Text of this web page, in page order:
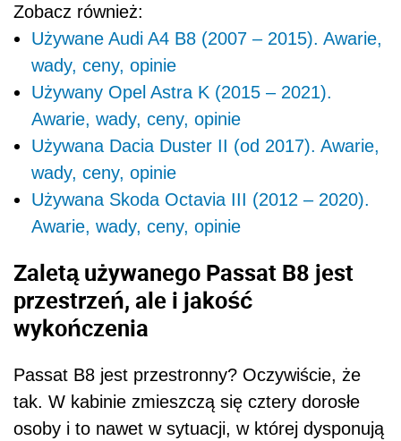
Zobacz również:
Używane Audi A4 B8 (2007 – 2015). Awarie,
wady, ceny, opinie
Używany Opel Astra K (2015 – 2021).
Awarie, wady, ceny, opinie
Używana Dacia Duster II (od 2017). Awarie,
wady, ceny, opinie
Używana Skoda Octavia III (2012 – 2020).
Awarie, wady, ceny, opinie
Zaletą używanego Passat B8 jest
przestrzeń, ale i jakość
wykończenia
Passat B8 jest przestronny? Oczywiście, że
tak. W kabinie zmieszczą się cztery dorosłe
osoby i to nawet w sytuacji, w której dysponują